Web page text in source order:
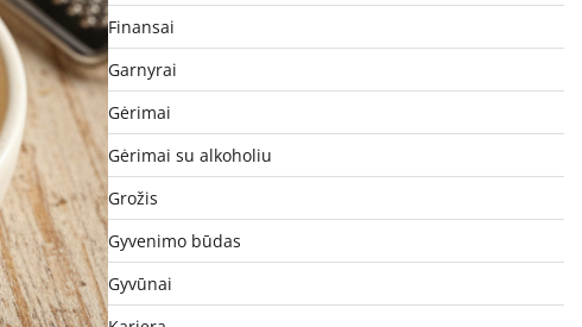
Finansai
Garnyrai
Gėrimai
Gėrimai su alkoholiu
Grožis
Gyvenimo būdas
Gyvūnai